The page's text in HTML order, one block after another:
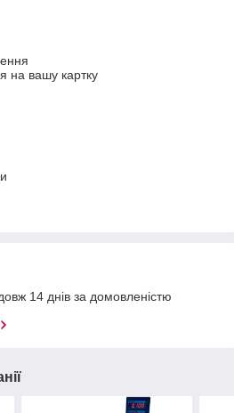
на вашу картку
14 днів за домовленістю